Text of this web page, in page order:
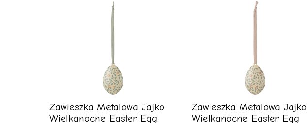
Zawieszka Metalowa Jajko
Wielkanocne Easter Egg
Zawieszka Metalowa Jajko
Wielkanocne Easter Egg